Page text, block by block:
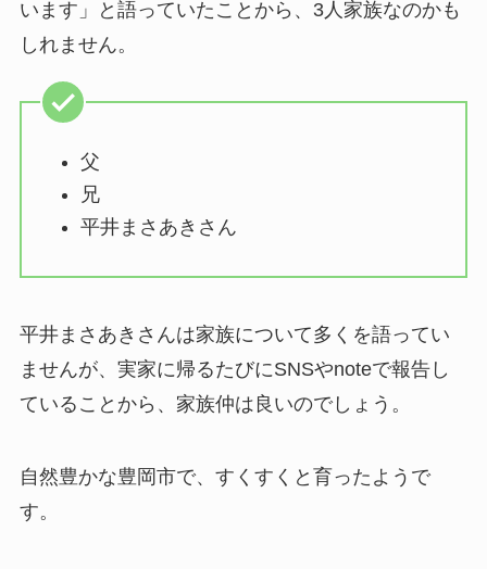
います」と語っていたことから、3人家族なのかも
しれません。
父
兄
平井まさあきさん
平井まさあきさんは家族について多くを語ってい
ませんが、実家に帰るたびにSNSやnoteで報告し
ていることから、家族仲は良いのでしょう。
自然豊かな豊岡市で、すくすくと育ったようで
す。